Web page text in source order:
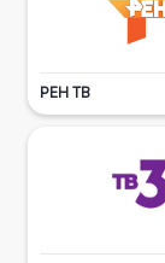
РЕН ТВ